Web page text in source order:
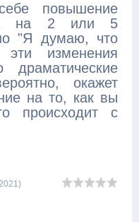
повышение
на 2 или 5
"Я думаю, что
эти изменения
драматические
окажет
на то, как вы
происходит с